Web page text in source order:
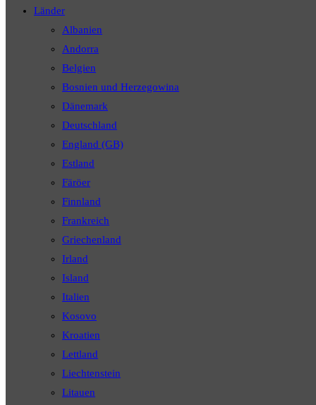
Länder
Albanien
Andorra
Belgien
Bosnien und Herzegowina
Dänemark
Deutschland
England (GB)
Estland
Färöer
Finnland
Frankreich
Griechenland
Irland
Island
Italien
Kosovo
Kroatien
Lettland
Liechtenstein
Litauen